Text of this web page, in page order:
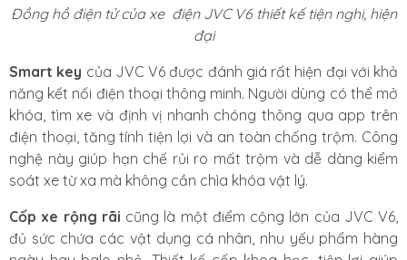
Đồng hồ điện tử của xe điện JVC V6 thiết kế tiện nghi, hiện
đại
Smart key của JVC V6 được đánh giá rất hiện đại với khả
năng kết nối điện thoại thông minh. Người dùng có thể mở
khóa, tìm xe và định vị nhanh chóng thông qua app trên
điện thoại, tăng tính tiện lợi và an toàn chống trộm. Công
nghệ này giúp hạn chế rủi ro mất trộm và dễ dàng kiểm
soát xe từ xa mà không cần chìa khóa vật lý.
Cốp xe rộng rãi cũng là một điểm cộng lớn của JVC V6,
đủ sức chứa các vật dụng cá nhân, nhu yếu phẩm hàng